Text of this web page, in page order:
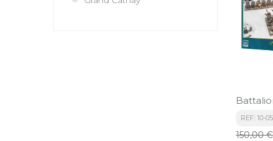
REF: 10-05
Precio
150,00 €